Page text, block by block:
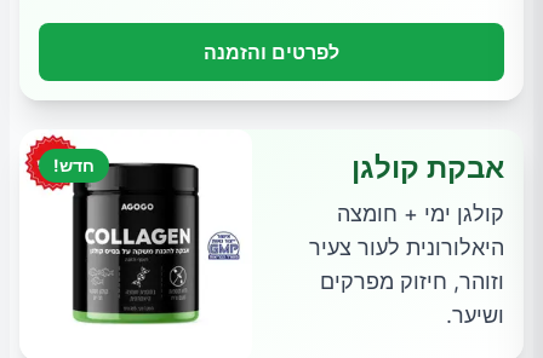
לפרטים והזמנה
חדש! אבקת קולגן
קולגן ימי + חומצה
היאלורונית לעור צעיר
וזוהר, חיזוק מפרקים
ושיער.